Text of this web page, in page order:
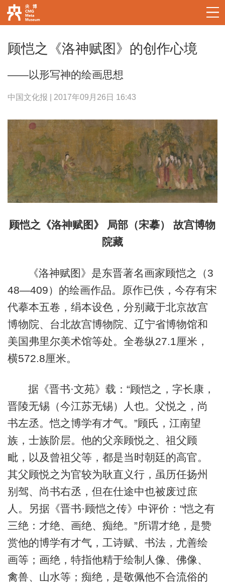
顾恺之《洛神赋图》的创作心境
——以形写神的绘画思想
中国文化报 | 2017年09月26日 16:43
顾恺之《洛神赋图》 局部（宋摹） 故宫博物
院藏
《洛神赋图》是东晋著名画家顾恺之（3
48—409）的绘画作品。原作已佚，今存有宋
代摹本五卷，绢本设色，分别藏于北京故宫
博物院、台北故宫博物院、辽宁省博物馆和
美国弗里尔美术馆等处。全卷纵27.1厘米，
横572.8厘米。
据《晋书·文苑》载：“顾恺之，字长康，
晋陵无锡（今江苏无锡）人也。父悦之，尚
书左丞。恺之博学有才气。”顾氏，江南望
族，士族阶层。他的父亲顾悦之、祖父顾
毗，以及曾祖父等，都是当时朝廷的高官。
其父顾悦之为官较为耿直义行，虽历任扬州
别驾、尚书右丞，但在仕途中也被废过庶
人。另据《晋书·顾恺之传》中评价：“恺之有
三绝：才绝、画绝、痴绝。”所谓才绝，是赞
赏他的博学有才气，工诗赋、书法，尤善绘
画等；画绝，特指他精于绘制人像、佛像、
禽兽、山水等；痴绝，是敬佩他不合流俗的